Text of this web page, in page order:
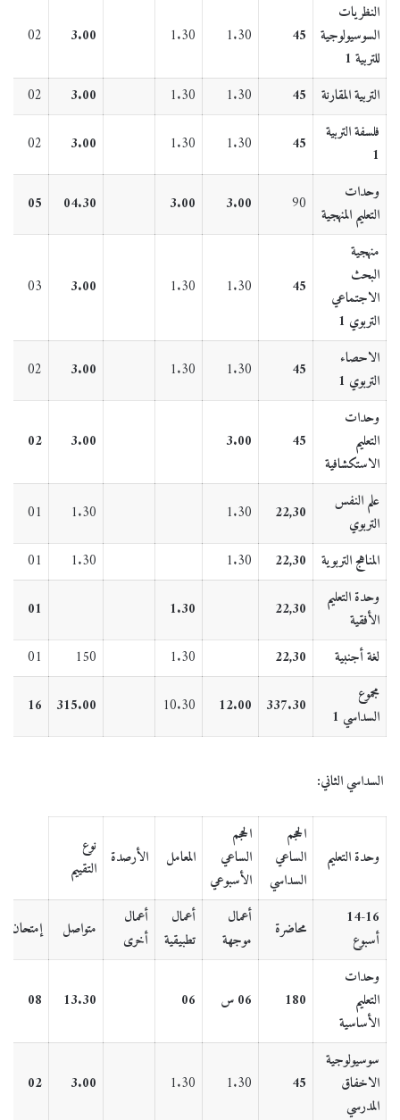
النظريات
السوسيولوجية
للتربية 1
45
1.30
1.30
3.00
02
التربية المقارنة 45
1.30
1.30
3.00
02
فلسفة التربية
1
45
1.30
1.30
3.00
02
وحدات
التعليم المنهجية
90
3.00
3.00
04.30
05
منهجية
البحث
الاجتماعي
التربوي 1
45
1.30
1.30
3.00
03
الاحصاء
التربوي 1
45
1.30
1.30
3.00
02
وحدات
التعليم
الاستكشافية
45
3.00
3.00
02
علم النفس
التربوي
22,30
1.30
1.30
01
المناهج التربوية
22,30
1.30
1.30
01
وحدة التعليم
الأفقية
22,30
1.30
01
لغة أجنبية
22,30
1.30
150
01
مجموع
السداسي 1
337.30
12.00
10.30
315.00
16
السداسي الثاني:
وحدة التعليم
الحجم
الساعي
السداسي
الحجم
الساعي
الأسبوعي
المعامل الأرصدة
نوع
التقييم
14-16
أسبوع
محاضرة
أعمال
موجهة
أعمال
تطبيقية
أعمال
أخرى
متواصل
إمتحان
وحدات
التعليم
الأساسية
180 06 س 06
13.30
08
سوسيولوجية
الاخفاق
المدرسي
45
1.30
1.30
3.00
02